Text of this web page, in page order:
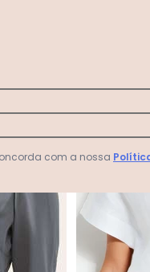
com a nossa